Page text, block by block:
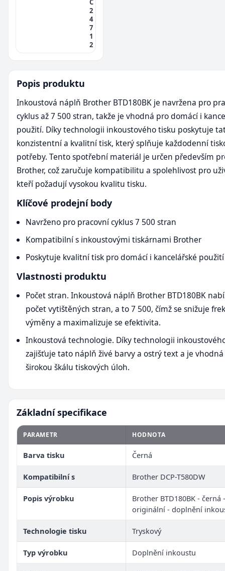
C
2
4
7
1
2
Popis produktu
Inkoustová náplň Brother BTD180BK je navržena pro
cyklus až 7 500 stran, takže je vhodná pro domácí i
použití. Díky technologii inkoustového tisku poskytuje
konzistentní a kvalitní tisk, který splňuje každodenní
potřeby. Tento spotřební materiál je určen především
Brother, což zaručuje kompatibilitu a spolehlivost pro
kteří požadují vysokou kvalitu tisku.
Klíčové prodejní body
Navrženo pro pracovní cyklus 7 500 stran
Kompatibilní s inkoustovými tiskárnami Brother
Poskytuje kvalitní tisk pro domácí i kancelářské použití
Vlastnosti produktu
Počet stran. Inkoustová náplň Brother BTD180BK
počet vytištěných stran, a to 7 500, čímž se snižuje
výměny a maximalizuje se efektivita.
Inkoustová technologie. Díky technologii
zajišťuje tato náplň živé barvy a ostrý text a je
širokou škálu tiskových úloh.
Základní specifikace
PARAMETR HODNOTA
Barva tisku Černá
Kompatibilní s Brother DCP-T580DW
Popis výrobku
Brother BTD180BK - černá -
originální - doplnění
Technologie tisku Tryskový
Typ výrobku Doplnění inkoustu